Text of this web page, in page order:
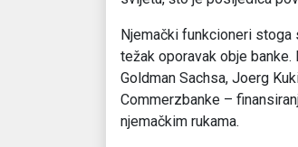
Njemački funkcioneri
težak oporavak obje
Goldman Sachsa, Joerg
Commerzbanke –
njemačkim rukama.